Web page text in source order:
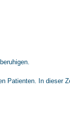
Patienten. In dieser